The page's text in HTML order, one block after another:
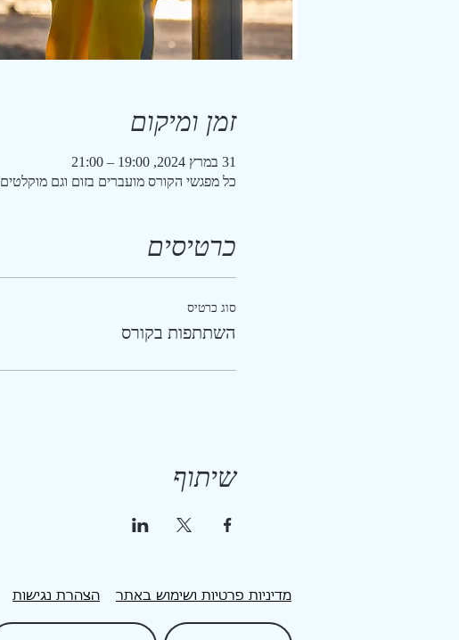
זמן ומיקום
31 במרץ 2024, 19:00 – 21:00
כל מפגשי הקורס מועברים בזום וגם מוקלטים
כרטיסים
סוג כרטיס
השתתפות בקורס
שיתוף
הצהרת נגישות מדיניות פרטיות ושימוש באתר